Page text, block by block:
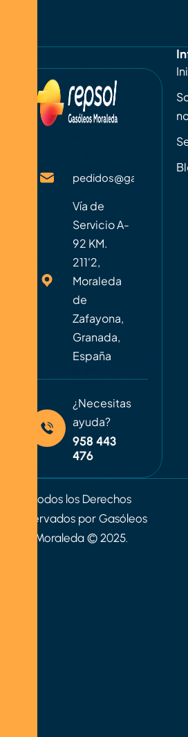
Vía de
Servicio A-
92 KM.
211'2,
Moraleda
de
Zafayona,
Granada,
España
¿Necesitas
ayuda?
958 443
476
Todos los Derechos
Reservados por Gasóleos
Moraleda © 2025.